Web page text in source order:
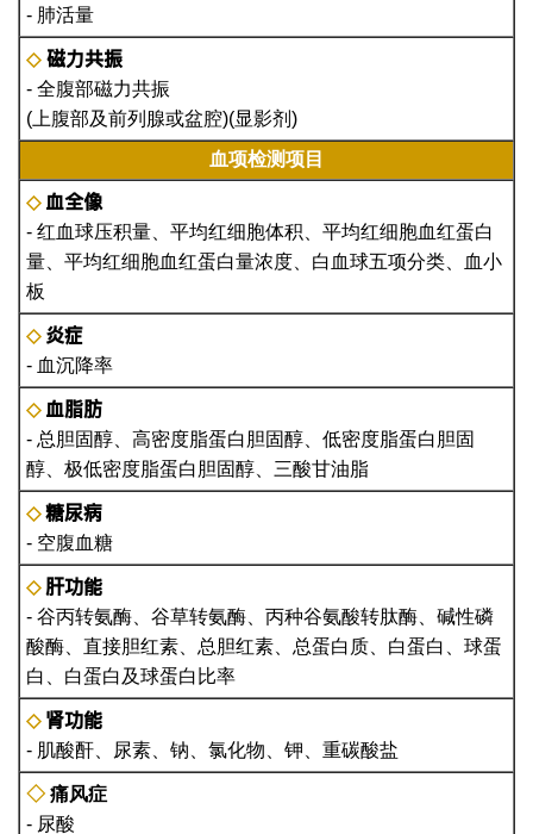
- 肺活量
◇ 磁力共振
- 全腹部磁力共振
(上腹部及前列腺或盆腔)(显影剂)
血项检测项目
◇ 血全像
- 红血球压积量、平均红细胞体积、平均红细胞血红蛋白
量、平均红细胞血红蛋白量浓度、白血球五项分类、血小
板
◇ 炎症
- 血沉降率
◇ 血脂肪
- 总胆固醇、高密度脂蛋白胆固醇、低密度脂蛋白胆固
醇、极低密度脂蛋白胆固醇、三酸甘油脂
◇ 糖尿病
- 空腹血糖
◇ 肝功能
- 谷丙转氨酶、谷草转氨酶、丙种谷氨酸转肽酶、碱性磷
酸酶、直接胆红素、总胆红素、总蛋白质、白蛋白、球蛋
白、白蛋白及球蛋白比率
◇ 肾功能
- 肌酸酐、尿素、钠、氯化物、钾、重碳酸盐
◇ 痛风症
- 尿酸